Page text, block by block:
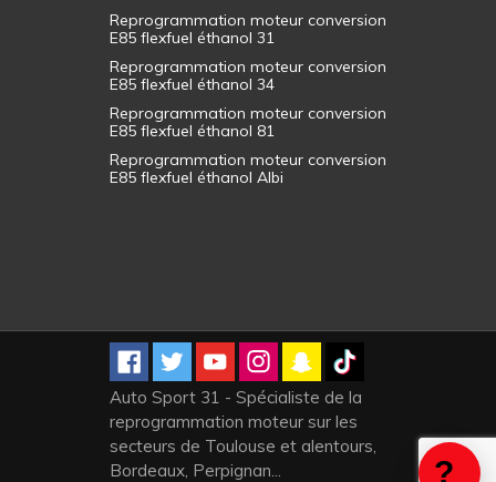
Reprogrammation moteur conversion
E85 flexfuel éthanol 31
Reprogrammation moteur conversion
E85 flexfuel éthanol 34
Reprogrammation moteur conversion
E85 flexfuel éthanol 81
Reprogrammation moteur conversion
E85 flexfuel éthanol Albi
Auto Sport 31 - Spécialiste de la
reprogrammation moteur sur les
secteurs de Toulouse et alentours,
Bordeaux, Perpignan...